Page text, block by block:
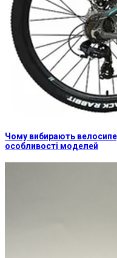
Чому вибирають
особливості моделей